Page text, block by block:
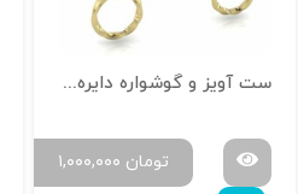
ست آویز و گوشواره دایره پیچشی
۱,۰۰۰,۰۰۰ تومان